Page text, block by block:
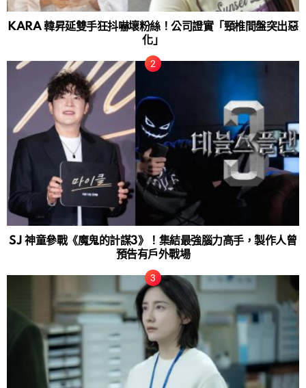
KARA 韓昇延雙手狂抖嚇壞粉絲！公司證實「頸椎間盤突出惡
化」
SJ 神童參戰《魔鬼的計謀3》！集結最強腦力高手，製作人曾
預告有戶外戰場